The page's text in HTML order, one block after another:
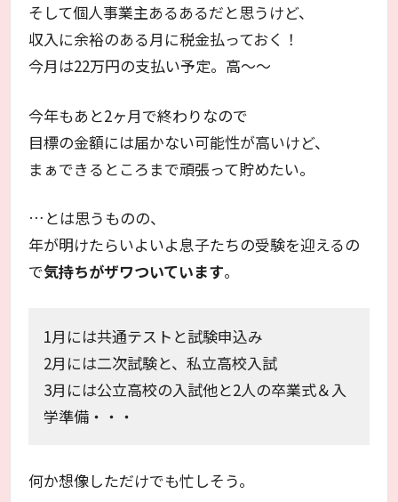
そして個人事業主あるあるだと思うけど、
収入に余裕のある月に税金払っておく！
今月は22万円の支払い予定。高～～
今年もあと2ヶ月で終わりなので
目標の金額には届かない可能性が高いけど、
まぁできるところまで頑張って貯めたい。
…とは思うものの、
年が明けたらいよいよ息子たちの受験を迎えるの
で気持ちがザワついています。
1月には共通テストと試験申込み
2月には二次試験と、私立高校入試
3月には公立高校の入試他と2人の卒業式＆入
学準備・・・
何か想像しただけでも忙しそう。